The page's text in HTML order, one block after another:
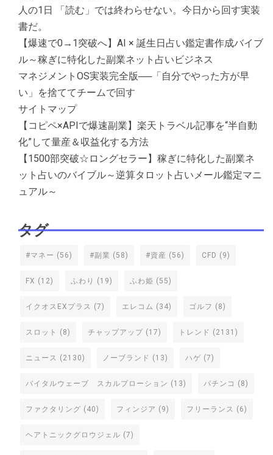
人の1日 「読む」では終わらせない。今日から回す実装
書だ。
【爆速で0→1突破へ】AI × 誕生日占い鑑定書作成バイブ
ル～稼ぎに特化した副業ネット占いビジネス
マネジメントOS実装完全版──「自分でやった方が早
い」を捨ててチームで回す
サイトマップ
【コピペ×APIで爆速副業】楽天トラベル記事を“半自動
化”して量産＆収益化する方法
【1500部突破☆ロングセラー】稼ぎに特化した副業ネ
ット占いのバイブル～逆算タロット占いメール鑑定マニ
ュアル～
タグ
#マネー (56) #副業 (58) #資産 (56) CFD (9)
FX (12) ふわり (19) ふわ姫 (55)
イクオスEXプラス (7) エレコム (34) ゴルフ (8)
スロット (8) チャップアップ (17) トレンド (2131)
ニュース (2130) ノーブランド (13) ハゲ (7)
バイタルウェーブ スカルプローション (13) パチンコ (8)
ファクタリング (40) フィンジア (9) フリーランス (6)
ヘアトニックグロウジェル (7)